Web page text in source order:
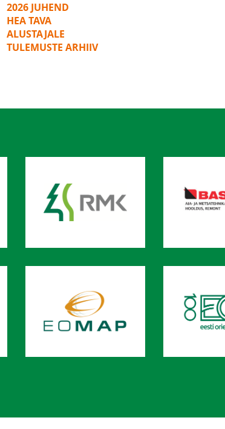
2026 JUHEND
HEA TAVA
ALUSTAJALE
TULEMUSTE ARHIIV